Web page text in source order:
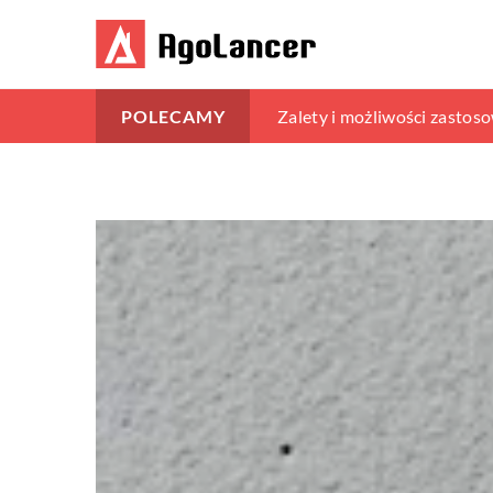
POLECAMY Jak wybrać idealny
Zalety i możliwości
Optymalna organizacja